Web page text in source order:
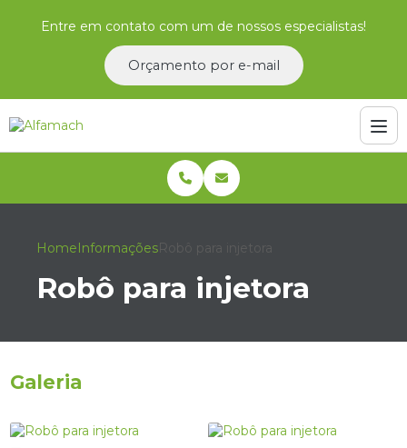
Entre em contato com um de nossos especialistas!
Orçamento por e-mail
Home InformaçõesRobô para injetora
Robô para injetora
Galeria